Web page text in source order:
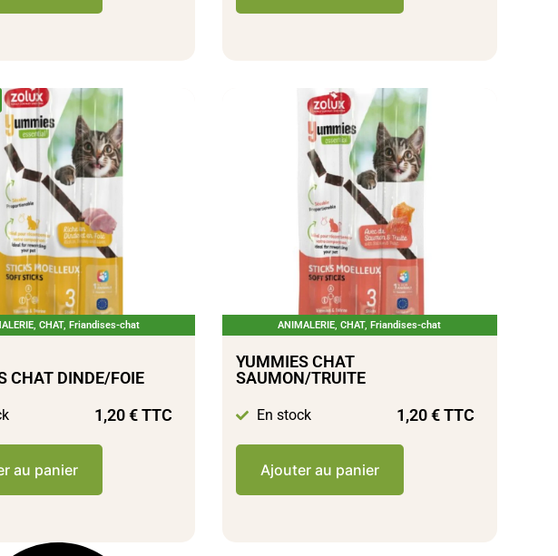
, CHAT, Friandises-chat
CHAT DINDE/FOIE
1,20€TTC
au panier
ANIMALERIE,CHAT,Friandises-chat
YUMMIES CHAT
SAUMON/TRUITE
En stock 1,20€TTC
Ajouter au panier